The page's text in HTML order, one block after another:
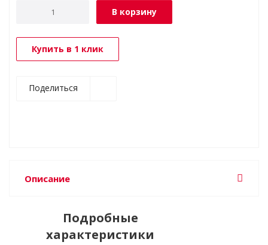
В корзину
Купить в 1 клик
Поделиться
Описание
Подробные
характеристики